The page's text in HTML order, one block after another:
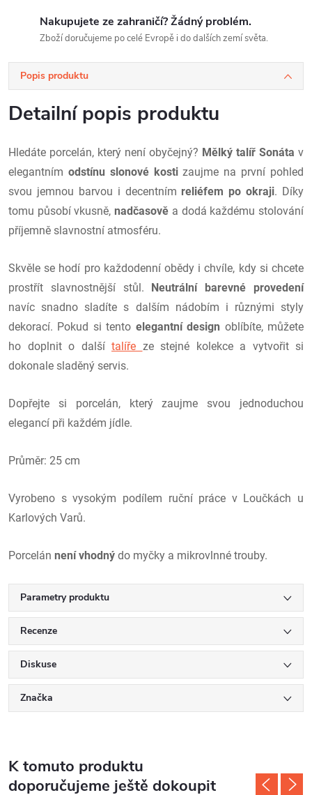
Nakupujete ze zahraničí? Žádný problém.
Zboží doručujeme po celé Evropě i do dalších zemí světa.
Popis produktu
Detailní popis produktu
Hledáte porcelán, který není obyčejný? Mělký talíř Sonáta v
elegantním odstínu slonové kostizaujme na první pohled
svou jemnou barvou i decentním reliéfem po okraji. Díky
tomu působí vkusně,nadčasově a dodá každému stolování
příjemně slavnostní atmosféru.
Skvěle se hodí pro každodenní obědy i chvíle, kdy si chcete
prostřít slavnostnější stůl. Neutrální barevné provedení
navíc snadno sladíte s dalším nádobím i různými styly
dekorací. Pokud si tento elegantní design oblíbíte, můžete
ho doplnit o další talíře ze stejné kolekce a vytvořit si
dokonale sladěný servis.
Dopřejte si porcelán, který zaujme svou jednoduchou
elegancí při každém jídle.
Průměr: 25 cm
Vyrobeno s vysokým podílem ruční práce v Loučkách u
Karlových Varů.
Porcelán není vhodný do myčky a mikrovlnné trouby.
Parametry produktu
Recenze
Diskuse
Značka
K tomuto produktu
doporučujeme ještě dokoupit